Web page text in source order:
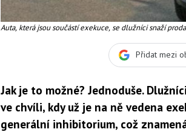
Auta, která jsou součástí exekuce, se dlužníci snaží
problém. A pozor, tato situace může nastat u vozidel
Přidat mezi
Jak je to možné? Jednoduše.
ve chvíli, kdy už je na ně vedena
generální inhibitorium, což